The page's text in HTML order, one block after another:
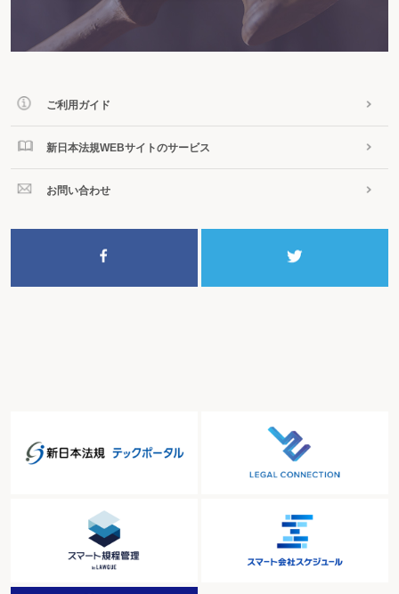
〇資産を取得した翌年度の値引き
５ 資本的支出の対象及び処理
ミス事例
〇資本的支出がなされた場合の償却方法（支出年度)
〇資本的支出に対する中小企業者等の特例制度の適用関係
〇従来より品質の高い塗料を使用した外壁の塗替え費用
〇約3年ごとに買い替えるパソコンの取得費
〇製造ラインの移設費用
〇購入した中古建物に対する補修費等
ミス事例
〇外注費として処理した金型代金
８ 償却不足額と償却限度超過額
〇再生計画認可の決定による切捨てがない均等分割弁済
〇債権の一部の回収が不可能である見込み
〇債務者の代理人の要請により債権放棄をした場合
〇スポット取引に係る取引代金の未納
〇営業上のトラブルによる取引代金の支払拒否
第９ 資産の評価損
１ 資産に係る評価損の概要
ミス事例
ご利用ガイド
新日本法規WEBサイトのサービス
お問い合わせ